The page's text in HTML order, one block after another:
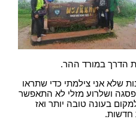
שלא אני צילמתי כדי שתראו
ושלרוע מזלי לא התאפשר
בעונה טובה יותר ואז
חדשות.